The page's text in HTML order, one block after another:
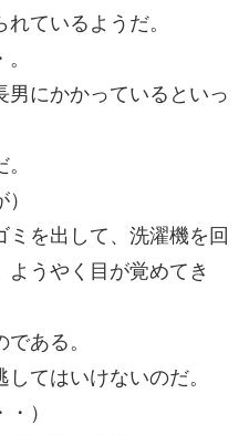
ているようだ。
男にかかっているといっ
を出して、洗濯機を回
ようやく目が覚めてき
ある。
てはいけないのだ。
）